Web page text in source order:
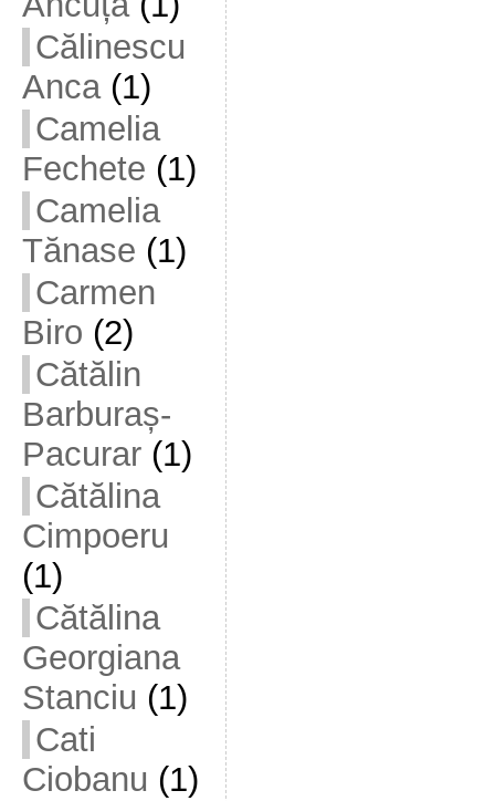
Călinescu
Anca(1)
Camelia
Fechete (1)
Camelia
Tănase (1)
Carmen
Biro (2)
Cătălin
Barburaș-
Pacurar(1)
Cătălina
Cimpoeru
(1)
Cătălina
Georgiana
Stanciu (1)
Cati
Ciobanu (1)